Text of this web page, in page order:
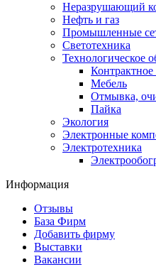
Неразрушающий
Нефть и газ
Промышленные
Светотехника
Технологическое
Контрактное
Мебель
Отмывка,
Пайка
Экология
Электронные
Электротехника
Информация
Отзывы
База Фирм
Добавить фирму
Выставки
Вакансии